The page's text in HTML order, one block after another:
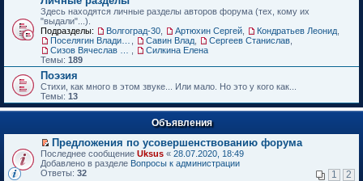
Здесь находятся личные разделы авторов форума (тех, кому их
"выдали"...).
Подразделы:
Волгоград-30 Артюхин Сергей Кондратьев Леонид
Савин Влад Сергеев Станислав
Силкина Елена
Темы: 189
Поэзия
Стихи, как много в этом звуке... Или мало. Но это у кого как...
Темы: 13
Объявления
П
е
р
Предложения по усовершенствованию форума
Последнее сообщение Uksus « 28.07.2020, 18:49
Добавлено в разделе Вопросы к администрации
Ответы: 32 1 2